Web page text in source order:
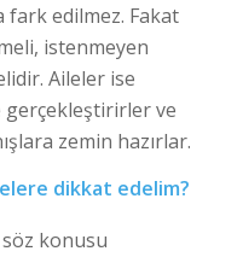
fark edilmez. Fakat
istenmeyen
Aileler ise
ve
zemin hazırlar.
dikkat edelim?
konusu